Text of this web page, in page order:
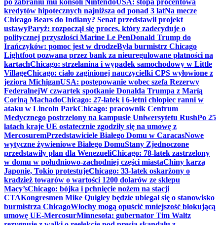
kredytów hipotecznych najniższa od ponad 3 latNa mecze
Chicago Bears do Indiany? Senat przedstawił projekt
ustawyParyż: rozpoczął się proces, który zadecyduje o
politycznej przyszłości Marine Le PenDonald Trump do
Irańczyków: pomoc jest w drodzeByła burmistrz Chicago
Lightfoot pozwana przez bank za nieuregulowane płatności na
kartachChicago: strzelanina i wypadek samochodowy w Little
VillageChicago: ciało zaginionej nauczycielki CPS wyłowione z
jeziora MichiganUSA: postępowanie wobec szefa Rezerwy
FederalnejW czwartek spotkanie Donalda Trumpa z Maríą
Coriną MachadoChicago: 27-latek i 6-letni chłopiec ranni w
ataku w Lincoln ParkChicago: pracownik Centrum
Medycznego postrzelony na kampusie Uniwersytetu RushPo 25
latach kraje UE ostatecznie zgodziły się na umowę z
MercosuremPrzedstawiciele Białego Domu w CaracasNowe
wytyczne żywieniowe Białego DomuStany Zjednoczone
przedstawiły plan dla WenezueliChicago: 78-latek zastrzelony
w domu w południowo-zachodniej części miastaChiny karzą
Japonię, Tokio protestujeChicago: 33-latek oskarżony o
kradzież towarów o wartości 1200 dolarów ze sklepu
Macy’sChicago: bójka i pchnięcie nożem na stacji
CTAKongresmen Mike Quigley będzie ubiegał się o stanowisko
burmistrza ChicagoWłochy mogą opuścić mniejszość blokującą
umowę UE-MercosurMinnesota: gubernator Tim Waltz